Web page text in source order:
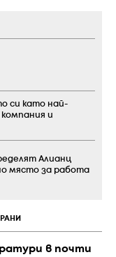
в почти
си като най-
и
Алианц
място за работа